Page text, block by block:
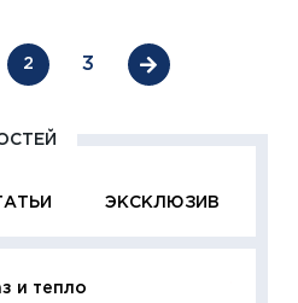
2 3
ЭКСКЛЮЗИВ
и тепло